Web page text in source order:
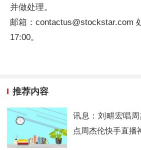
并做处理。
邮箱：contactus@stockstar.com
17:00。
推荐内容
讯息：刘畊宏唱
点周杰伦快手直播